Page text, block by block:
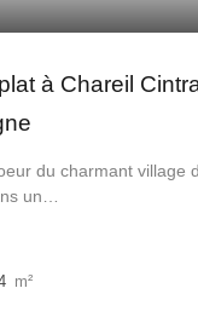
à Chareil
du charmant village
un…
m²